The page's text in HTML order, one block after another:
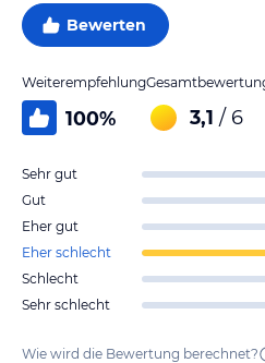
Bewerten
Weiterempfehlung
100% 3,1 / 6
Sehr gut
Gut
Eher gut
Eher schlecht
Schlecht
Sehr schlecht
Wie wird die Bewertung berechnet?